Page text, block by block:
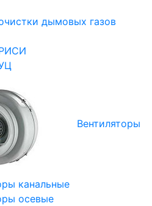
дымовых газов
Вентиляторы
канальные
осевые